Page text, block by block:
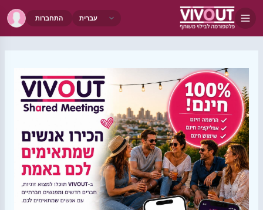
התחברות